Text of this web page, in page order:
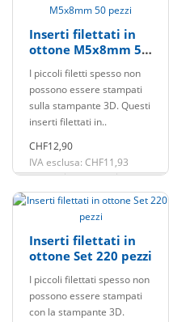
Inserti filettati in
ottone M5x8mm 50
I piccoli filetti spesso non
possono essere stampati
sulla stampante 3D. Questi
inserti filettati in..
CHF12,90
IVA esclusa: CHF11,93
Inserti filettati in
ottone Set 220 pezzi
I piccoli filettati spesso non
possono essere stampati
con la stampante 3D.